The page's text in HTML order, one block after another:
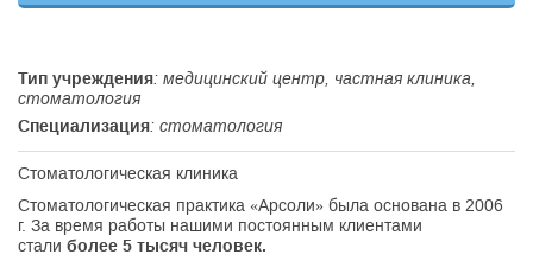
Тип учреждения: медицинский центр, частная клиника,
стоматология
Специализация: стоматология
Стоматологическая клиника
Стоматологическая практика «Арсоли» была основана в 2006
г. За время работы нашими постоянным клиентами
стали более 5 тысяч человек.